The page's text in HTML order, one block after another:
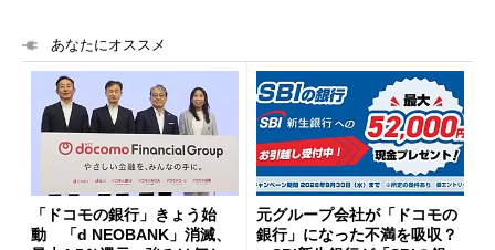
あなたにオススメ
「ドコモの銀行」きょう始
動 「d NEOBANK」消滅、
元グループ会社が「ドコモの
銀行」になった不満を吸収？